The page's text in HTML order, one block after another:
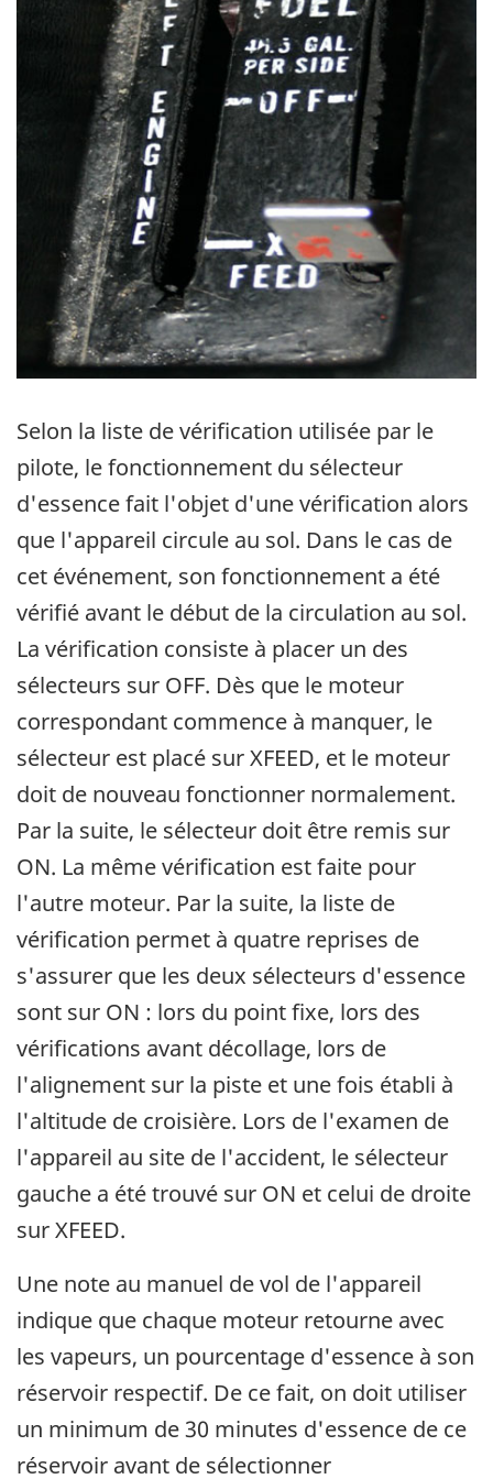
Selon la liste de vérification utilisée par le
pilote, le fonctionnement du sélecteur
d'essence fait l'objet d'une vérification alors
que l'appareil circule au sol. Dans le cas de
cet événement, son fonctionnement a été
vérifié avant le début de la circulation au sol.
La vérification consiste à placer un des
sélecteurs sur OFF. Dès que le moteur
correspondant commence à manquer, le
sélecteur est placé sur XFEED, et le moteur
doit de nouveau fonctionner normalement.
Par la suite, le sélecteur doit être remis sur
ON. La même vérification est faite pour
l'autre moteur. Par la suite, la liste de
vérification permet à quatre reprises de
s'assurer que les deux sélecteurs d'essence
sont sur ON : lors du point fixe, lors des
vérifications avant décollage, lors de
l'alignement sur la piste et une fois établi à
l'altitude de croisière. Lors de l'examen de
l'appareil au site de l'accident, le sélecteur
gauche a été trouvé sur ON et celui de droite
sur XFEED.
Une note au manuel de vol de l'appareil
indique que chaque moteur retourne avec
les vapeurs, un pourcentage d'essence à son
réservoir respectif. De ce fait, on doit utiliser
un minimum de 30 minutes d'essence de ce
réservoir avant de sélectionner